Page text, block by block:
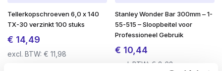
Handgreep: Ergonomisch ontworpen voor comfort en
controle
Toepassing:
Ideaal voor diverse timmerwerkzaamheden
Tellerkopschroeven 6,0 x 140
TX-30 verzinkt 100 stuks
€ 14,49
excl. BTW: € 11,98
Stanley Wonder Bar 300mm – 1-
55-515 – Sloopbeitel voor
Professioneel Gebruik
€ 10,44
excl. BTW: € 8,63